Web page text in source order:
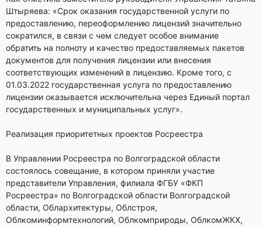
Штыряева: «Срок оказания государственной услуги по
предоставлению, переоформлению лицензий значительно
сократился, в связи с чем следует особое внимание
обратить на полноту и качество предоставляемых пакетов
документов для получения лицензии или внесения
соответствующих изменений в лицензию. Кроме того, с
01.03.2022 государственная услуга по предоставлению
лицензии оказывается исключительна через Единый портал
государственных и муниципальных услуг».
Реализация приоритетных проектов Росреестра
В Управлении Росреестра по Волгоградской области
состоялось совещание, в котором приняли участие
представители Управления, филиала ФГБУ «ФКП
Росреестра» по Волгоградской области Волгоградской
области, Облархитектуры, Облстроя,
Облкоминформтехнологий, Облкомприроды, ОблкомЖКХ,